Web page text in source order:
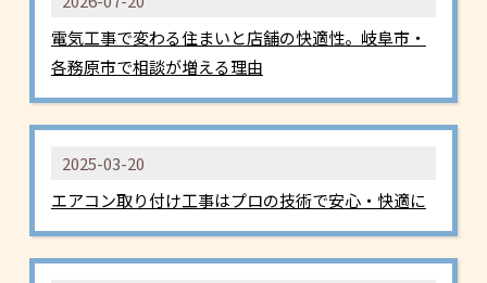
電気工事で変わる住まいと店舗の快適性。岐阜市・
各務原市で相談が増える理由
2025-03-20
エアコン取り付け工事はプロの技術で安心・快適に